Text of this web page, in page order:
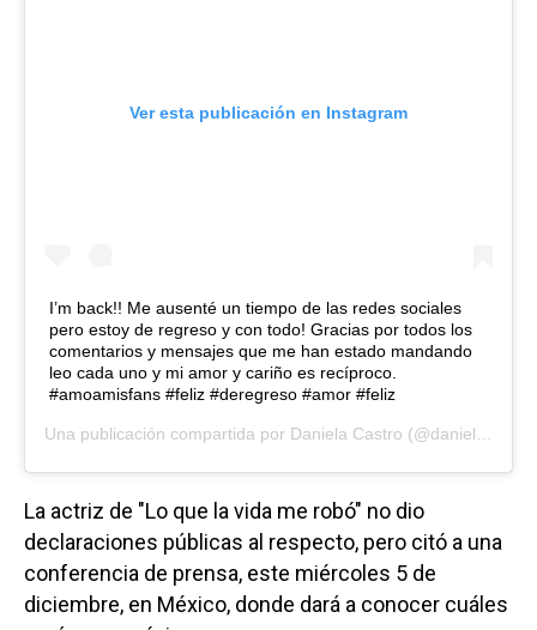
Ver esta publicación en Instagram
I’m back!! Me ausenté un tiempo de las redes sociales
pero estoy de regreso y con todo! Gracias por todos los
comentarios y mensajes que me han estado mandando
leo cada uno y mi amor y cariño es recíproco.
#amoamisfans #feliz #deregreso #amor #feliz
Una publicación compartida por Daniela Castro (@danielacastro.oficial) el
La actriz de "Lo que la vida me robó" no dio
declaraciones públicas al respecto, pero citó a una
conferencia de prensa, este miércoles 5 de
diciembre, en México, donde dará a conocer cuáles